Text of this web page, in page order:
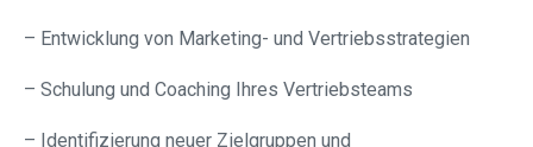
– Entwicklung von Marketing- und Vertriebsstrategien
– Schulung und Coaching Ihres Vertriebsteams
– Identifizierung neuer Zielgruppen und